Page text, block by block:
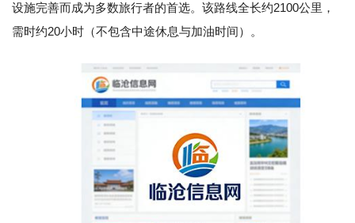
设施完善而成为多数旅行者的首选。该路线全长约2100公里，
需时约20小时（不包含中途休息与加油时间）。